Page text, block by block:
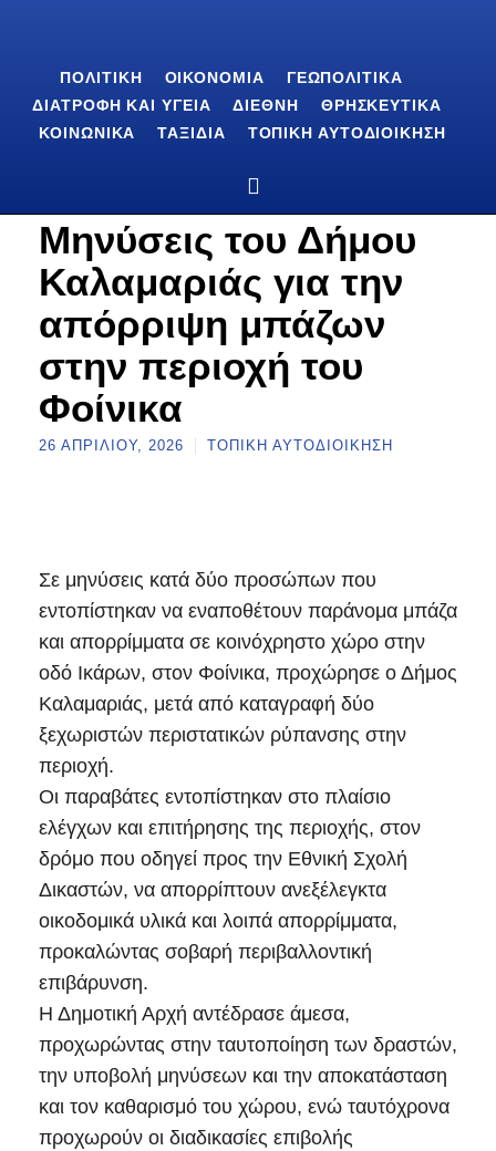
ΠΟΛΙΤΙΚΉ ΟΙΚΟΝΟΜΊΑ
ΓΕΩΠΟΛΙΤΙΚΆ
ΔΙΑΤΡΟΦΉ ΚΑΙ ΥΓΕΊΑ
ΔΙΕΘΝΉ
ΘΡΗΣΚΕΥΤΙΚΆ
ΚΟΙΝΩΝΙΚΆ
ΤΑΞΊΔΙΑ ΤΟΠΙΚΉ ΑΥΤΟΔΙΟΊΚΗΣΗ
Μηνύσεις του Δήμου
Καλαμαριάς για την
απόρριψη μπάζων
στην περιοχή του
Φοίνικα
26 ΑΠΡΙΛΊΟΥ, 2026 ΤΟΠΙΚΉ ΑΥΤΟΔΙΟΊΚΗΣΗ
Σε μηνύσεις κατά δύο προσώπων που
εντοπίστηκαν να εναποθέτουν παράνομα μπάζα
και απορρίμματα σε κοινόχρηστο χώρο στην
οδό Ικάρων, στον Φοίνικα, προχώρησε ο Δήμος
Καλαμαριάς, μετά από καταγραφή δύο
ξεχωριστών περιστατικών ρύπανσης στην
περιοχή.
Οι παραβάτες εντοπίστηκαν στο πλαίσιο
ελέγχων και επιτήρησης της περιοχής, στον
δρόμο που οδηγεί προς την Εθνική Σχολή
Δικαστών, να απορρίπτουν ανεξέλεγκτα
οικοδομικά υλικά και λοιπά απορρίμματα,
προκαλώντας σοβαρή περιβαλλοντική
επιβάρυνση.
Η Δημοτική Αρχή αντέδρασε άμεσα,
προχωρώντας στην ταυτοποίηση των δραστών,
την υποβολή μηνύσεων και την αποκατάσταση
και τον καθαρισμό του χώρου, ενώ ταυτόχρονα
προχωρούν οι διαδικασίες επιβολής